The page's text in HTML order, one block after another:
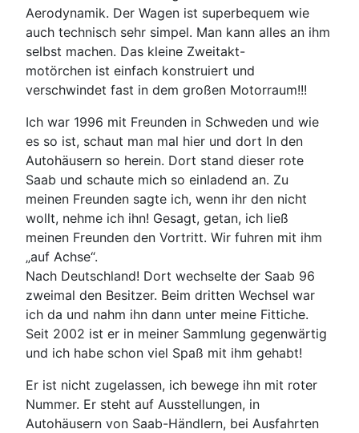
Aerodynamik. Der Wagen ist superbequem wie
auch technisch sehr simpel. Man kann alles an ihm
selbst machen. Das kleine Zweitakt-
motörchen ist einfach konstruiert und
verschwindet fast in dem großen Motorraum!!!
Ich war 1996 mit Freunden in Schweden und wie
es so ist, schaut man mal hier und dort In den
Autohäusern so herein. Dort stand dieser rote
Saab und schaute mich so einladend an. Zu
meinen Freunden sagte ich, wenn ihr den nicht
wollt, nehme ich ihn! Gesagt, getan, ich ließ
meinen Freunden den Vortritt. Wir fuhren mit ihm
„auf Achse“.
Nach Deutschland! Dort wechselte der Saab 96
zweimal den Besitzer. Beim dritten Wechsel war
ich da und nahm ihn dann unter meine Fittiche.
Seit 2002 ist er in meiner Sammlung gegenwärtig
und ich habe schon viel Spaß mit ihm gehabt!
Er ist nicht zugelassen, ich bewege ihn mit roter
Nummer. Er steht auf Ausstellungen, in
Autohäusern von Saab-Händlern, bei Ausfahrten